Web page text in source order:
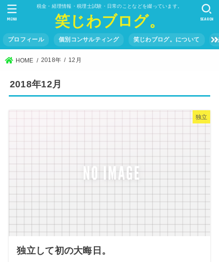
税金・経理情報・税理士試験・日常のことなどを綴っています。
笑じわブログ。
プロフィール 個別コンサルティング 笑じわブログ。について
SEARCH
MENU
HOME 2018年 12月
2018年12月
独立
独立して初の大晦日。